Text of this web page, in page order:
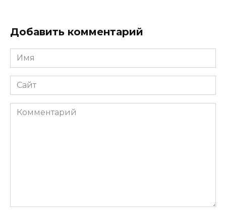
Добавить комментарий
Имя
*
Сайт
Комментарий